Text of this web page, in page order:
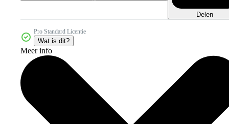
Delen
Pro Standard Licentie
Wat is dit?
Meer info